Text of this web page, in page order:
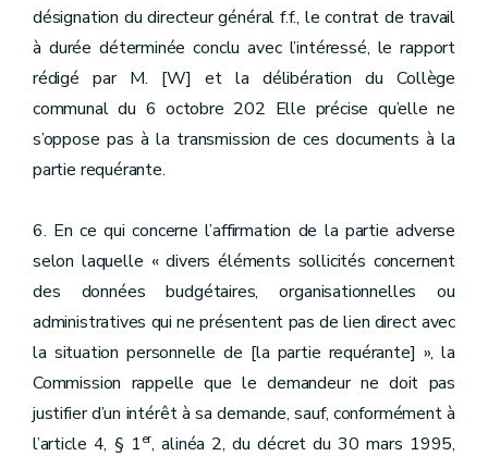
désignation du directeur général f.f., le contrat de travail
à durée déterminée conclu avec l’intéressé, le rapport
rédigé par M. [W] et la délibération du Collège
communal du 6 octobre 202 Elle précise qu’elle ne
s’oppose pas à la transmission de ces documents à la
partie requérante.
6. En ce qui concerne l’affirmation de la partie adverse
selon laquelle « divers éléments sollicités concernent
des données budgétaires, organisationnelles ou
administratives qui ne présentent pas de lien direct avec
la situation personnelle de [la partie requérante] », la
Commission rappelle que le demandeur ne doit pas
justifier d’un intérêt à sa demande, sauf, conformément à
l’article 4, § 1er, alinéa 2, du décret du 30 mars 1995,